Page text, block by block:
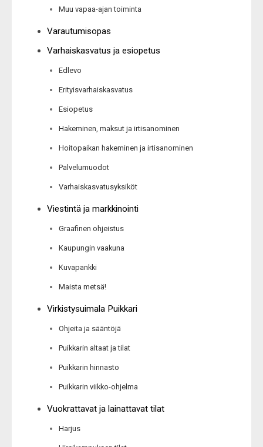
Muu vapaa-ajan toiminta
Varautumisopas
Varhaiskasvatus ja esiopetus
Edlevo
Erityisvarhaiskasvatus
Esiopetus
Hakeminen, maksut ja irtisanominen
Hoitopaikan hakeminen ja irtisanominen
Palvelumuodot
Varhaiskasvatusyksiköt
Viestintä ja markkinointi
Graafinen ohjeistus
Kaupungin vaakuna
Kuvapankki
Maista metsä!
Virkistysuimala Puikkari
Ohjeita ja sääntöjä
Puikkarin altaat ja tilat
Puikkarin hinnasto
Puikkarin viikko-ohjelma
Vuokrattavat ja lainattavat tilat
Harjus